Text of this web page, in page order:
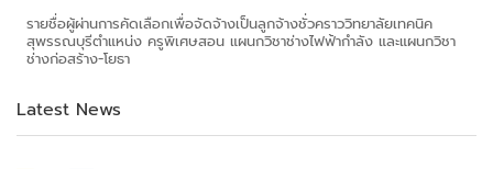
รายชื่อผู้ผ่านการคัดเลือกเพื่อจัดจ้างเป็นลูกจ้างชั่วคราววิทยาลัยเทคนิค
สุพรรณบุรีตำแหน่ง ครูพิเศษสอน แผนกวิชาช่างไฟฟ้ากำลัง และแผนกวิชา
ช่างก่อสร้าง-โยธา
Latest News